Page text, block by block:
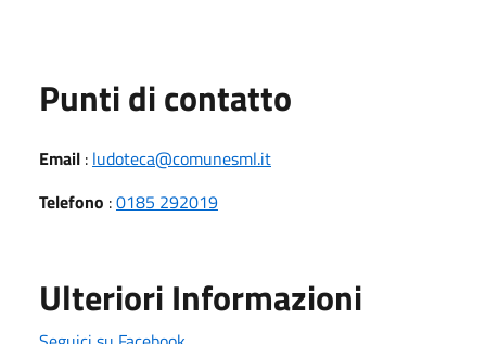
Punti di contatto
Email : ludoteca@comunesml.it
Telefono :0185 292019
Ulteriori Informazioni